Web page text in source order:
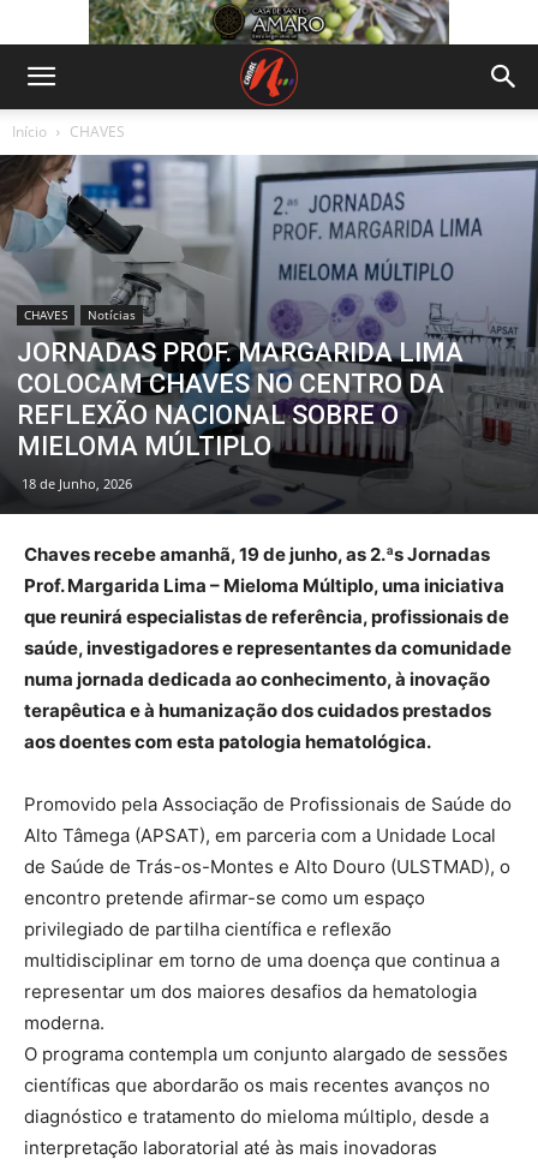
Início CHAVES
CHAVES Notícias
JORNADAS PROF. MARGARIDA LIMA
COLOCAM CHAVES NO CENTRO DA
REFLEXÃO NACIONAL SOBRE O
MIELOMA MÚLTIPLO
18 de Junho, 2026
Chaves recebe amanhã, 19 de junho, as 2.ªs Jornadas
Prof. Margarida Lima – Mieloma Múltiplo, uma iniciativa
que reunirá especialistas de referência, profissionais de
saúde, investigadores e representantes da comunidade
numa jornada dedicada ao conhecimento, à inovação
terapêutica e à humanização dos cuidados prestados
aos doentes com esta patologia hematológica.
Promovido pela Associação de Profissionais de Saúde do
Alto Tâmega (APSAT), em parceria com a Unidade Local
de Saúde de Trás-os-Montes e Alto Douro (ULSTMAD), o
encontro pretende afirmar-se como um espaço
privilegiado de partilha científica e reflexão
multidisciplinar em torno de uma doença que continua a
representar um dos maiores desafios da hematologia
moderna.
O programa contempla um conjunto alargado de sessões
científicas que abordarão os mais recentes avanços no
diagnóstico e tratamento do mieloma múltiplo, desde a
interpretação laboratorial até às mais inovadoras